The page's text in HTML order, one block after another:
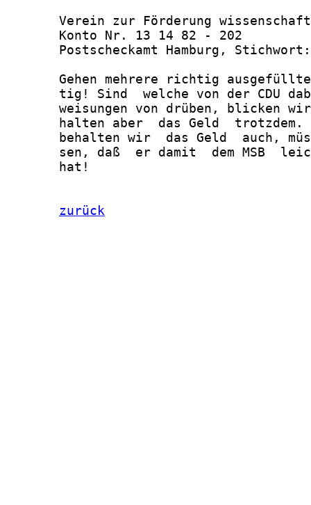
Verein zur Förderung
       Konto Nr. 13 14 82 - 202
Postscheckamt Hamburg,
Gehen mehrere richtig
tig! Sind  welche von der CDU
weisungen von drüben, blicken
halten aber  das Geld
behalten wir  das Geld  auch,
sen, daß  er damit  dem MSB
       hat!
zurück